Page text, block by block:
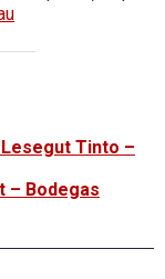
Tinto –
– Bodegas